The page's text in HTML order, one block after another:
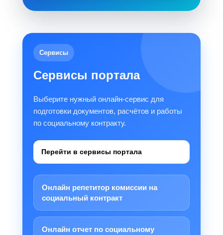
Сервисы
Сервисы портала
Выберите нужный онлайн-сервис для
подготовки документов, расчётов и работы
по социальному контракту.
Перейти в сервисы портала
Онлайн репетитор комиссии на
социальный контракт
Онлайн отчет по социальному